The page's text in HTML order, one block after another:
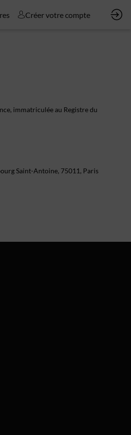
Créer votre compte
immatriculée au Registre du
Saint-Antoine, 75011, Paris